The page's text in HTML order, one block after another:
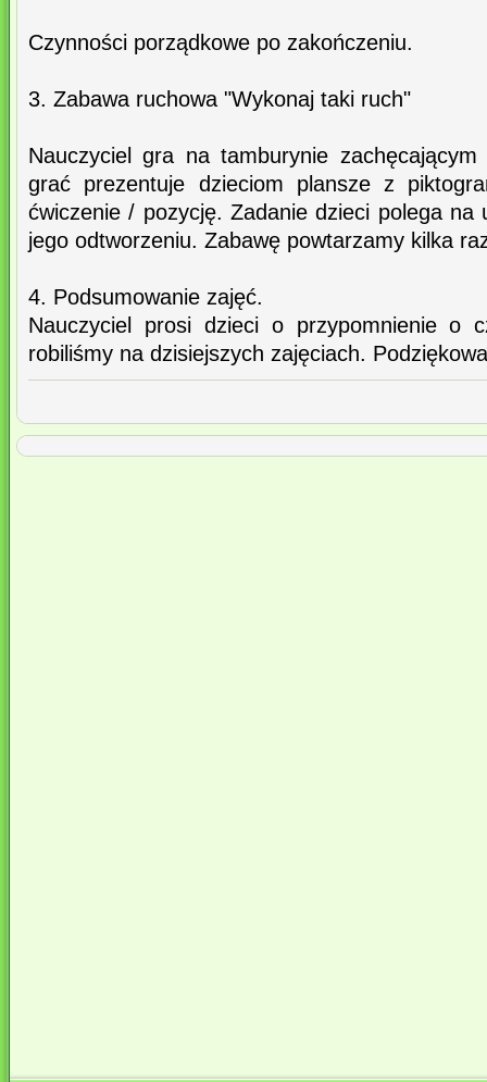
Czynności porządkowe po zakończeniu.
3. Zabawa ruchowa "Wykonaj taki ruch"
Nauczyciel gra na tamburynie
grać prezentuje dzieciom plansze z
ćwiczenie / pozycję. Zadanie dzieci polega na
jego odtworzeniu. Zabawę powtarzamy kilka
4. Podsumowanie zajęć.
Nauczyciel prosi dzieci o przypomnienie o
robiliśmy na dzisiejszych zajęciach.